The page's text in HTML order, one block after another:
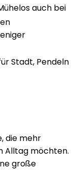
auch bei
Stadt, Pendeln
die mehr
Alltag möchten.
große